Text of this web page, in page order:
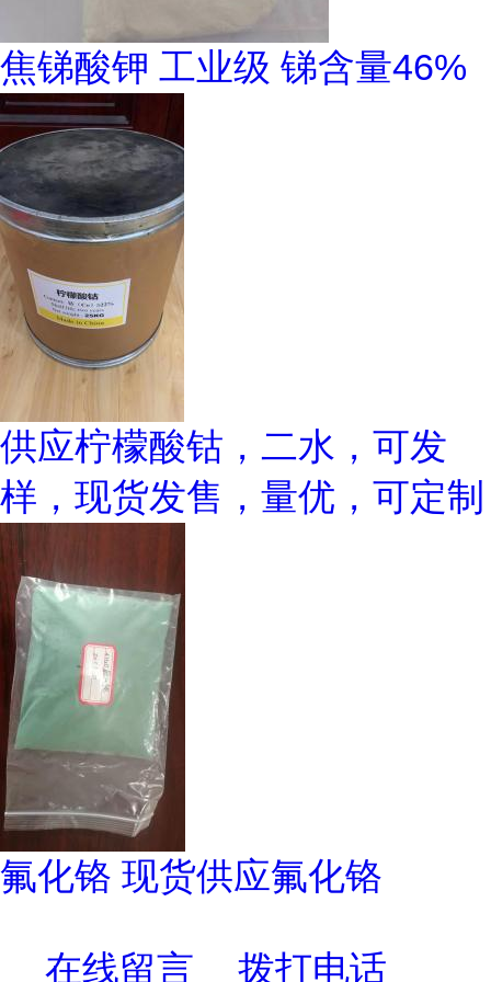
焦锑酸钾 工业级 锑含量46%
供应柠檬酸钴，二水，可发
样，现货发售，量优，可定制
氟化铬 现货供应氟化铬
在线留言 拨打电话